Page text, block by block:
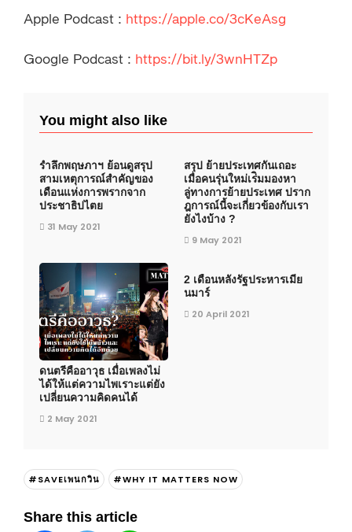
Apple Podcast : https://apple.co/3cKeAsg
Google Podcast : https://bit.ly/3wnHTZp
You might also like
รำลึกพฤษภาฯ ย้อนดูสรุป
สามเหตุการณ์สำคัญของ
เดือนแห่งการพรากจาก
ประชาธิปไตย
31 May 2021
สรุป ย้ายประเทศกันเถอะ
เมื่อคนรุ่นใหม่เร่ิมมองหา
ลู่ทางการย้ายประเทศ ปราก
ฎการณ์นี้จะเกี่ยวข้องกับเรา
ยังไงบ้าง ?
9 May 2021
ดนตรีคืออาวุธ เมื่อเพลงไม่
ได้ให้แต่ความไพเราะแต่ยัง
เปลี่ยนความคิดคนได้
2 May 2021
2 เดือนหลังรัฐประหารเมีย
นมาร์
20 April 2021
#SAVEเพนกวิน #WHY IT MATTERS NOW
Share this article